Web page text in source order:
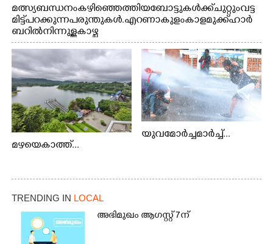
മത്സ്യബന്ധനം കഴിഞ്ഞെത്തിയ ബോട്ടുകൾക്ക് ചുറ്റും വട്ട
മിട്ട് പറക്കുന്ന പരുന്തുകൾ. എറണാകുളം കാളമുക്ക് ഹാർ
ബറിൽ നിന്നുള്ള കാഴ്ച
മഴയെകാത്ത്...
യുവമോർച്ചമാർച്ച്...
TRENDING IN LOCAL
അഭിമുഖം ആഗസ്റ്റ് 7ന്